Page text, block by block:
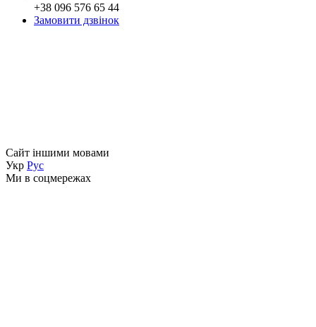
+38 096 576 65 44
Замовити дзвінок
Сайт іншими мовами
Укр Рус
Ми в соцмережах